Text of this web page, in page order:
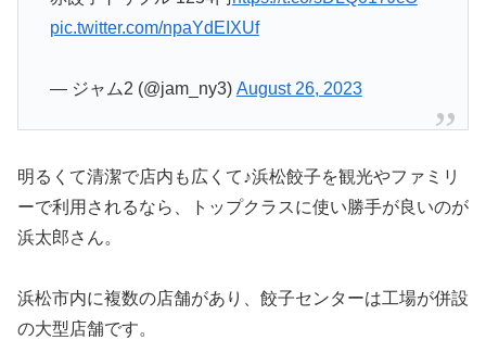
pic.twitter.com/npaYdEIXUf
— ジャム2 (@jam_ny3) August 26, 2023
明るくて清潔で店内も広くて♪浜松餃子を観光やファミリ
ーで利用されるなら、トップクラスに使い勝手が良いのが
浜太郎さん。
浜松市内に複数の店舗があり、餃子センターは工場が併設
の大型店舗です。